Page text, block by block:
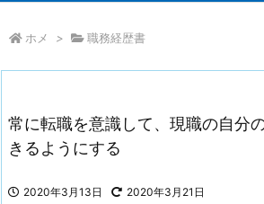
ホメ > 職務経歴書
常に転職を意識して、現職の自分
きるようにする
2020年3月13日 2020年3月21日